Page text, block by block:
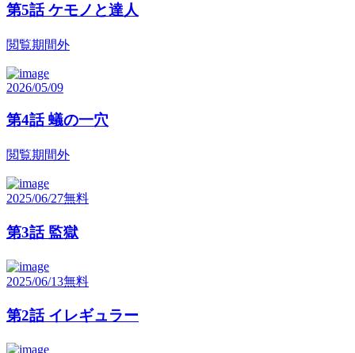
第5話 ケモノと達人
閲覧期間外
2026/05/09
第4話 蟻の一穴
閲覧期間外
2025/06/27無料
第3話 監獄
2025/06/13無料
第2話 イレギュラー